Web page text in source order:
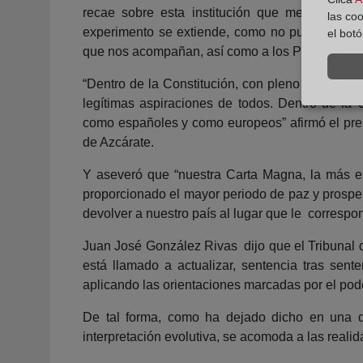
recae sobre esta institución que me honro
experimento se extiende, como no puede ser
que nos acompañan, así como a los
“Dentro de la Constitución, con pleno
legítimas aspiraciones de todos. Dentro de la
como españoles y como europeos” afirmó el
de Azcárate.
Y aseveró que “nuestra Carta Magna, la
proporcionado el mayor periodo de paz y
devolver a nuestro país al lugar que le
Juan José González Rivas dijo que el Tribunal
está llamado a actualizar, sentencia tras
aplicando las orientaciones marcadas por el
De tal forma, como ha dejado dicho en una
interpretación evolutiva, se acomoda a las
las
el